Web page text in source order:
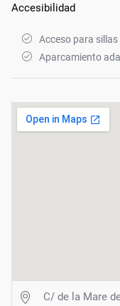
Accesibilidad
Acceso para
Aparcamiento
C/ de la Mare